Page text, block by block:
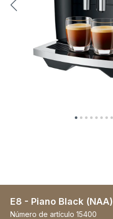
E8 - Piano Black (NAA)
Número de artículo 15400